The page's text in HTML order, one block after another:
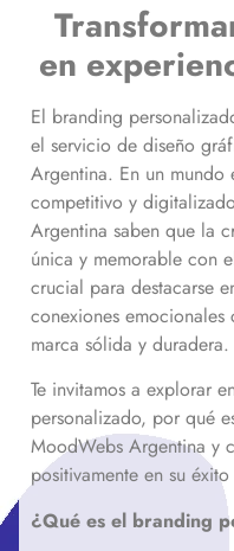
en
El branding
el servicio de diseño
Argentina. En un mundo
competitivo y
Argentina saben que la
única y memorable con
crucial para destacarse
conexiones
marca sólida y duradera.
Te invitamos a explorar
personalizado, por qué
MoodWebs Argentina y
positivamente en su
¿Qué es el branding